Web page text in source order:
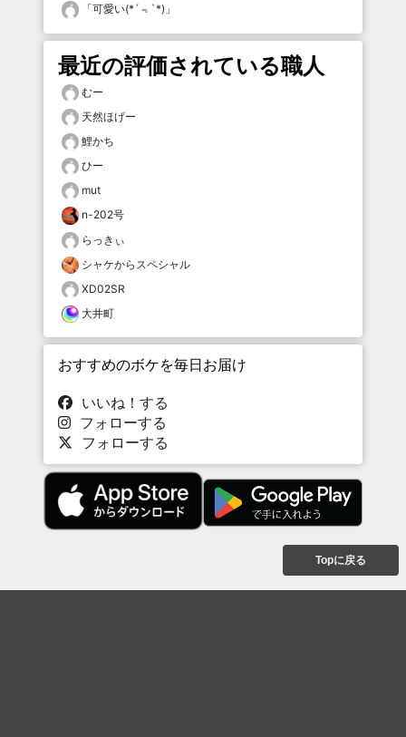
「可愛い(*´﹃`*) 」
最近の評価されている職人
むー
天然ほげー
鯉かち
ひー
mut
n-202号
らっきぃ
シャケからスペシャル
XD02SR
大井町
おすすめのボケを毎日お届け
いいね！する
フォローする
フォローする
Topに戻る